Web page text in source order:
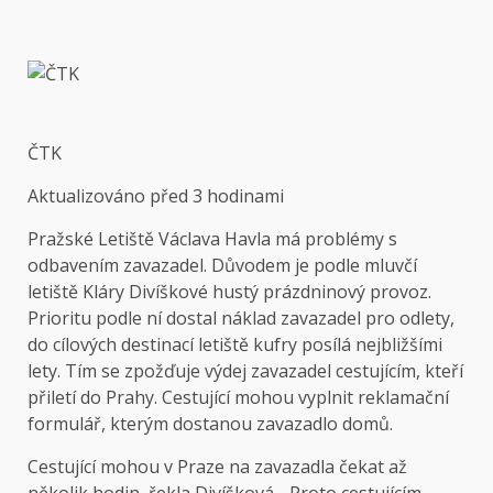
ČTK
Aktualizováno před 3 hodinami
Pražské Letiště Václava Havla má problémy s
odbavením zavazadel. Důvodem je podle mluvčí
letiště Kláry Divíškové hustý prázdninový provoz.
Prioritu podle ní dostal náklad zavazadel pro odlety,
do cílových destinací letiště kufry posílá nejbližšími
lety. Tím se zpožďuje výdej zavazadel cestujícím, kteří
přiletí do Prahy. Cestující mohou vyplnit reklamační
formulář, kterým dostanou zavazadlo domů.
Cestující mohou v Praze na zavazadla čekat až